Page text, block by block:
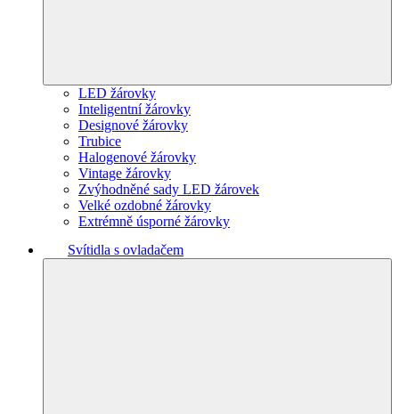
LED žárovky
Inteligentní žárovky
Designové žárovky
Trubice
Halogenové žárovky
Vintage žárovky
Zvýhodněné sady LED žárovek
Velké ozdobné žárovky
Extrémně úsporné žárovky
Svítidla s ovladačem